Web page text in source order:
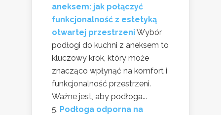
aneksem: jak połączyć
funkcjonalność z estetyką
otwartej przestrzeniWybór
podłogi do kuchni z aneksem to
kluczowy krok, który może
znacząco wpłynąć na komfort i
funkcjonalność przestrzeni.
Ważne jest, aby podłoga...
Podłoga odporna na